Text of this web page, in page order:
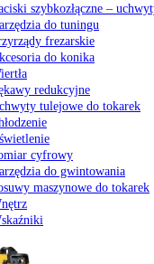
szybkozłączne –
do tuningu
frezarskie
do konika
redukcyjne
tulejowe do tokarek
cyfrowy
do gwintowania
maszynowe do tokarek